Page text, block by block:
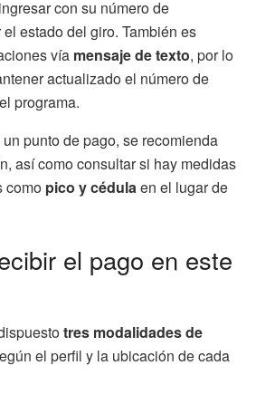
con su número de
estado del giro. También es
vía mensaje de texto, por lo
actualizado el número de
programa.
punto de pago, se recomienda
así como consultar si hay medidas
como pico y cédulaen el lugar de
el pago en este
tres modalidades de
el perfil y la ubicación de cada